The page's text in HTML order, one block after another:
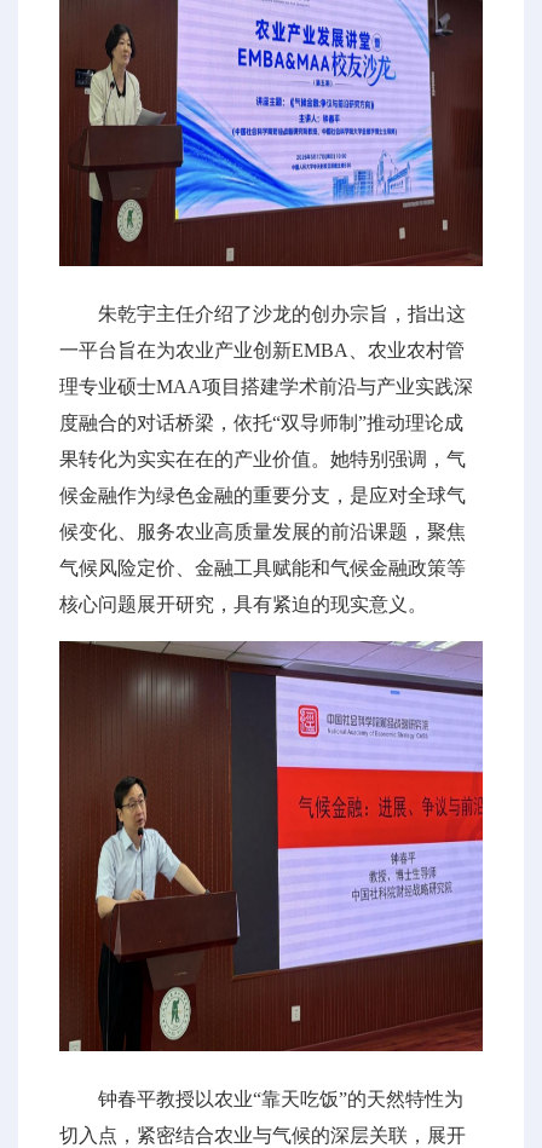
朱乾宇主任介绍了沙龙的创办宗旨，指出这
一平台旨在为农业产业创新EMBA、农业农村管
理专业硕士MAA项目搭建学术前沿与产业实践深
度融合的对话桥梁，依托“双导师制”推动理论成
果转化为实实在在的产业价值。她特别强调，气
候金融作为绿色金融的重要分支，是应对全球气
候变化、服务农业高质量发展的前沿课题，聚焦
气候风险定价、金融工具赋能和气候金融政策等
核心问题展开研究，具有紧迫的现实意义。
钟春平教授以农业“靠天吃饭”的天然特性为
切入点，紧密结合农业与气候的深层关联，展开